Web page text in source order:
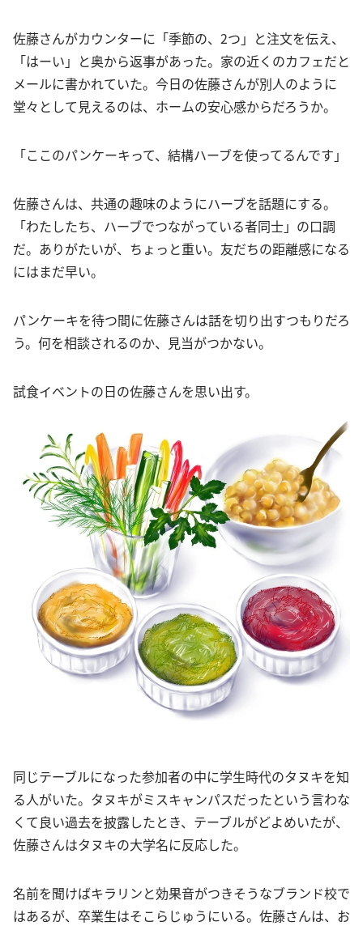
佐藤さんがカウンターに「季節の、2つ」と注文を伝え、
「はーい」と奥から返事があった。家の近くのカフェだと
メールに書かれていた。今日の佐藤さんが別人のように
堂々として見えるのは、ホームの安心感からだろうか。
「ここのパンケーキって、結構ハーブを使ってるんです」
佐藤さんは、共通の趣味のようにハーブを話題にする。
「わたしたち、ハーブでつながっている者同士」の口調
だ。ありがたいが、ちょっと重い。友だちの距離感になる
にはまだ早い。
パンケーキを待つ間に佐藤さんは話を切り出すつもりだろ
う。何を相談されるのか、見当がつかない。
試食イベントの日の佐藤さんを思い出す。
同じテーブルになった参加者の中に学生時代のタヌキを知
る人がいた。タヌキがミスキャンパスだったという言わな
くて良い過去を披露したとき、テーブルがどよめいたが、
佐藤さんはタヌキの大学名に反応した。
名前を聞けばキラリンと効果音がつきそうなブランド校で
はあるが、卒業生はそこらじゅうにいる。佐藤さんは、お